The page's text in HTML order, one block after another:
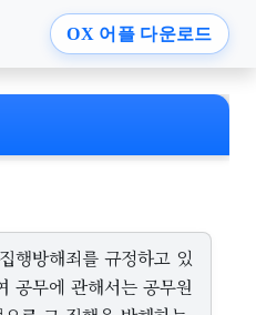
OX 어플 다운로드
행방해죄를 규정하고 있
공무에 관해서는 공무원